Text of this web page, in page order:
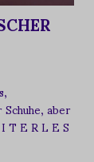
aber
E R L E S